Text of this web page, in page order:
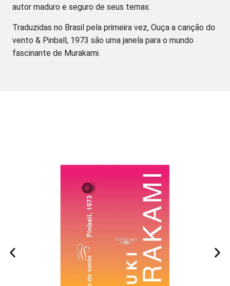
autor maduro e seguro de seus temas.
Traduzidas no Brasil pela primeira vez, Ouça a canção do
vento & Pinball, 1973 são uma janela para o mundo
fascinante de Murakami.